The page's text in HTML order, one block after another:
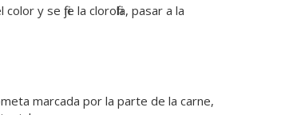
y se fije la clorofila, pasar a la
marcada por la parte de la carne,